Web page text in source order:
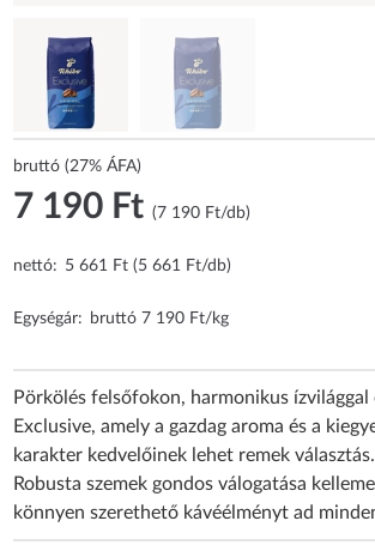
bruttó (27% ÁFA)
7 190 Ft(7 190 Ft/db)
nettó: 5 661 Ft (5 661 Ft/db)
Egységár: bruttó 7 190 Ft/kg
Pörkölés felsőfokon, harmonikus ízvilággal
Exclusive, amely a gazdag aroma és a
karakter kedvelőinek lehet remek
Robusta szemek gondos válogatása
könnyen szerethető kávéélményt ad